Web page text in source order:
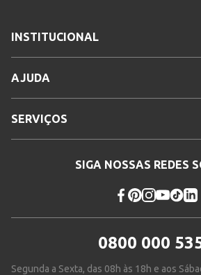
INSTITUCIONAL
AJUDA
SERVIÇOS
SIGA NOSSAS REDES
0800 000
Segunda a Sexta, das 08h às 18h e aos